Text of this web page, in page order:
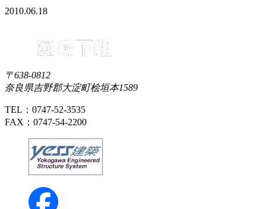
2010.06.18
〒638-0812
奈良県吉野郡大淀町桧垣本1589
TEL：0747-52-3535
FAX：0747-54-2200